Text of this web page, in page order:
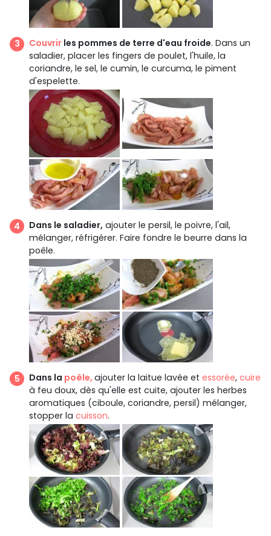
Couvrir les pommes de terre d'eau froide. Dans un
saladier, placer les fingers de poulet, l'huile, la
coriandre, le sel, le cumin, le curcuma, le piment
d'espelette.
Dans le saladier, ajouter le persil, le poivre, l'ail,
mélanger, réfrigérer. Faire fondre le beurre dans la
poêle.
Dans la poêle, ajouter la laitue lavée et essorée, cuire
à feu doux, dès qu'elle est cuite, ajouter les herbes
aromatiques (ciboule, coriandre, persil) mélanger,
stopper la cuisson.